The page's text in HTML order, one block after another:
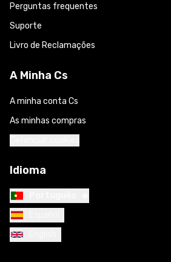
Perguntas frequentes
Suporte
Livro de Reclamações
A Minha Cs
A minha conta Cs
As minhas compras
Idioma
•